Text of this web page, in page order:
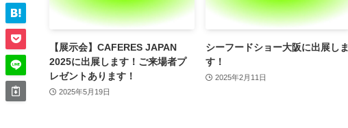
【展示会】CAFERES JAPAN
2025に出展します！ご来場者プ
レゼントあります！
2025年5月19日
シーフードショー大阪に出展しま
す！
2025年2月11日